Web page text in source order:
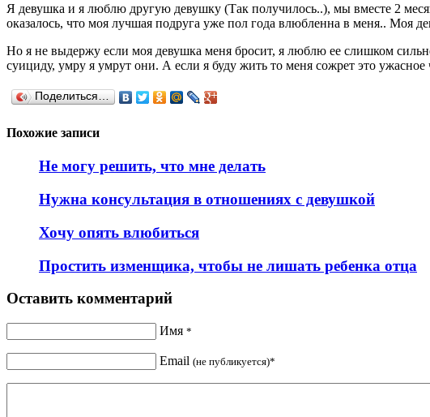
Я девушка и я люблю другую девушку (Так получилось..), мы вместе 2
оказалось, что моя лучшая подруга уже пол года влюбленна в меня.. Моя
Но я не выдержу если моя девушка меня бросит, я люблю ее слишком
суициду, умру я умрут они. А если я буду жить то меня сожрет это
Поделиться…
Похожие записи
Не могу решить, что мне делать
Нужна консультация в отношениях с девушкой
Хочу опять влюбиться
Простить изменщика, чтобы не лишать ребенка отца
Оставить комментарий
Имя *
Email (не публикуется)*